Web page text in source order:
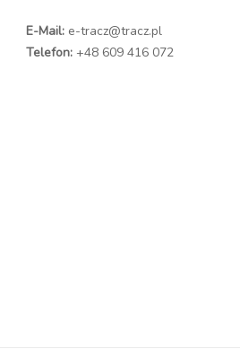
E-Mail: e-tracz@tracz.pl
Telefon: +48 609 416 072